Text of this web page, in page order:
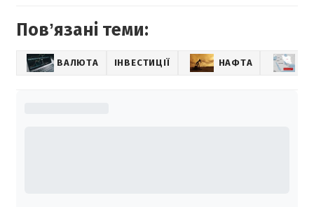
Повʼязані теми:
ВАЛЮТА ІНВЕСТИЦІЇ НАФТА